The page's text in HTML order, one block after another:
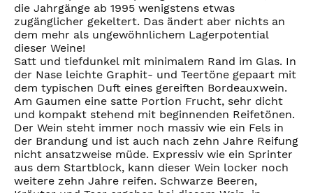
die Jahrgänge ab 1995 wenigstens etwas
zugänglicher gekeltert. Das ändert aber nichts an
dem mehr als ungewöhnlichem Lagerpotential
dieser Weine!
Satt und tiefdunkel mit minimalem Rand im Glas. In
der Nase leichte Graphit- und Teertöne gepaart mit
dem typischen Duft eines gereiften Bordeauxwein.
Am Gaumen eine satte Portion Frucht, sehr dicht
und kompakt stehend mit beginnenden Reifetönen.
Der Wein steht immer noch massiv wie ein Fels in
der Brandung und ist auch nach zehn Jahre Reifung
nicht ansatzweise müde. Expressiv wie ein Sprinter
aus dem Startblock, kann dieser Wein locker noch
weitere zehn Jahre reifen. Schwarze Beeren,